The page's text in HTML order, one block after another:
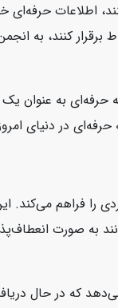
اطلاعات
برقرار کنند، به
حرفه‌ای به
در دنیای امروز
را فراهم می‌کند.
به صورت
که در حال